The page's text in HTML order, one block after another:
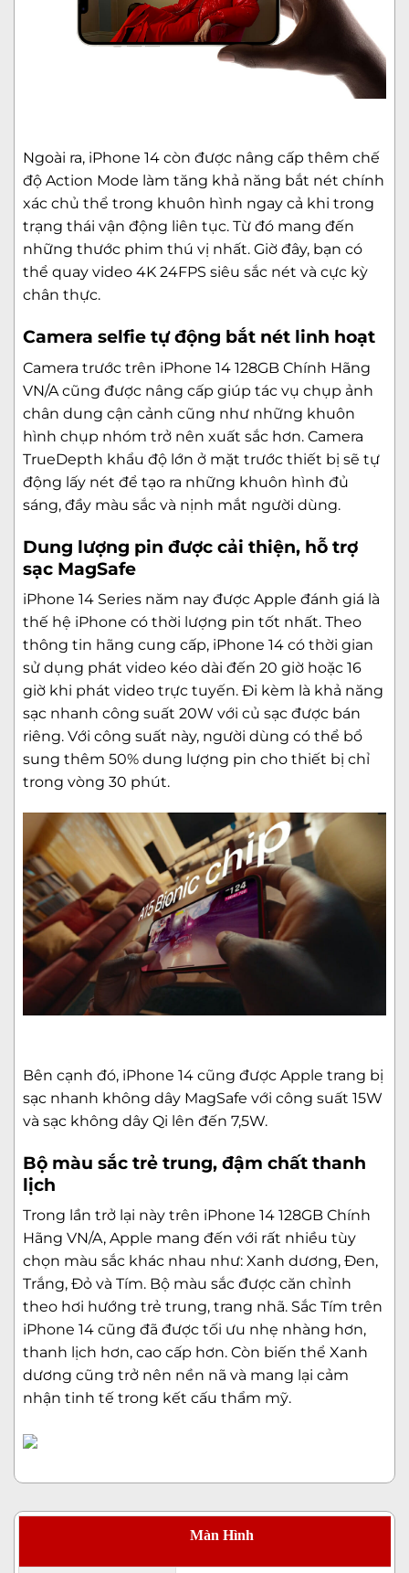
Ngoài ra, iPhone 14 còn được nâng cấp thêm chế
độ Action Mode làm tăng khả năng bắt nét chính
xác chủ thể trong khuôn hình ngay cả khi trong
trạng thái vận động liên tục. Từ đó mang đến
những thước phim thú vị nhất. Giờ đây, bạn có
thể quay video 4K 24FPS siêu sắc nét và cực kỳ
chân thực.
Camera selfie tự động bắt nét linh hoạt
Camera trước trên iPhone 14 128GB Chính Hãng
VN/A cũng được nâng cấp giúp tác vụ chụp ảnh
chân dung cận cảnh cũng như những khuôn
hình chụp nhóm trở nên xuất sắc hơn. Camera
TrueDepth khẩu độ lớn ở mặt trước thiết bị sẽ tự
động lấy nét để tạo ra những khuôn hình đủ
sáng, đầy màu sắc và nịnh mắt người dùng.
Dung lượng pin được cải thiện, hỗ trợ
sạc MagSafe
iPhone 14 Series năm nay được Apple đánh giá là
thế hệ iPhone có thời lượng pin tốt nhất. Theo
thông tin hãng cung cấp, iPhone 14 có thời gian
sử dụng phát video kéo dài đến 20 giờ hoặc 16
giờ khi phát video trực tuyến. Đi kèm là khả năng
sạc nhanh công suất 20W với củ sạc được bán
riêng. Với công suất này, người dùng có thể bổ
sung thêm 50% dung lượng pin cho thiết bị chỉ
trong vòng 30 phút.
Bên cạnh đó, iPhone 14 cũng được Apple trang bị
sạc nhanh không dây MagSafe với công suất 15W
và sạc không dây Qi lên đến 7,5W.
Bộ màu sắc trẻ trung, đậm chất thanh
lịch
Trong lần trở lại này trên iPhone 14 128GB Chính
Hãng VN/A, Apple mang đến với rất nhiều tùy
chọn màu sắc khác nhau như: Xanh dương, Đen,
Trắng, Đỏ và Tím. Bộ màu sắc được căn chỉnh
theo hơi hướng trẻ trung, trang nhã. Sắc Tím trên
iPhone 14 cũng đã được tối ưu nhẹ nhàng hơn,
thanh lịch hơn, cao cấp hơn. Còn biến thể Xanh
dương cũng trở nên nền nã và mang lại cảm
nhận tinh tế trong kết cấu thẩm mỹ.
Màn Hình